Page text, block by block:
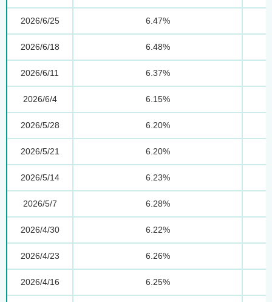
2026/6/25 6.47%
2026/6/18 6.48%
2026/6/11 6.37%
2026/6/4 6.15%
2026/5/28 6.20%
2026/5/21 6.20%
2026/5/14 6.23%
2026/5/7 6.28%
2026/4/30 6.22%
2026/4/23 6.26%
2026/4/16 6.25%